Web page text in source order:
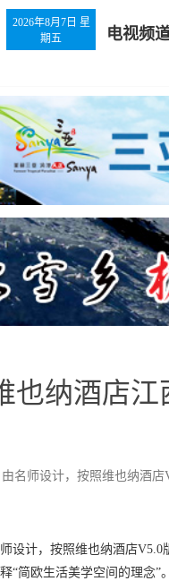
2026年8月7日 星
期五
电视频
也纳酒店
名师设计，按照维也纳酒
设计，按照维也纳酒店
“简欧生活美学空间的理念”。